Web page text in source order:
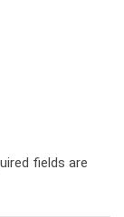
fields are